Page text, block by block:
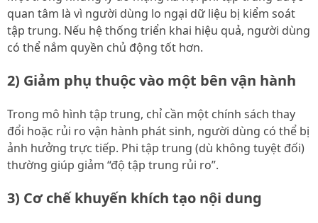
quan tâm là vì người dùng lo ngại dữ liệu bị kiểm soát
tập trung. Nếu hệ thống triển khai hiệu quả, người dùng
có thể nắm quyền chủ động tốt hơn.
2) Giảm phụ thuộc vào một bên vận hành
Trong mô hình tập trung, chỉ cần một chính sách thay
đổi hoặc rủi ro vận hành phát sinh, người dùng có thể bị
ảnh hưởng trực tiếp. Phi tập trung (dù không tuyệt đối)
thường giúp giảm “độ tập trung rủi ro”.
3) Cơ chế khuyến khích tạo nội dung